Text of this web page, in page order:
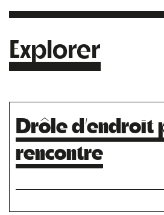
Explorer
Drôle d’endroit
rencontre